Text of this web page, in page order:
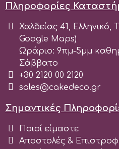
Πληροφορίες
Χαλδείας 41, Ελληνικό,
Google Maps)
Ωράριο: 9πμ-5μμ
Σάββατο
+30 2120 00 2120
sales@cakedeco.gr
Σημαντικές
Ποιοί είμαστε
Αποστολές &